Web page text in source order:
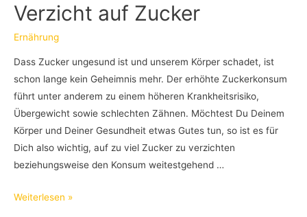
Verzicht auf Zucker
Ernährung
Dass Zucker ungesund ist und unserem Körper schadet, ist
schon lange kein Geheimnis mehr. Der erhöhte Zuckerkonsum
führt unter anderem zu einem höheren Krankheitsrisiko,
Übergewicht sowie schlechten Zähnen. Möchtest Du Deinem
Körper und Deiner Gesundheit etwas Gutes tun, so ist es für
Dich also wichtig, auf zu viel Zucker zu verzichten
beziehungsweise den Konsum weitestgehend …
Verzicht
Weiterlesen »